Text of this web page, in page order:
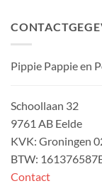
Pippie Pappie en
Schoollaan 32
9761 AB Eelde
KVK: Groningen
BTW:
Contact